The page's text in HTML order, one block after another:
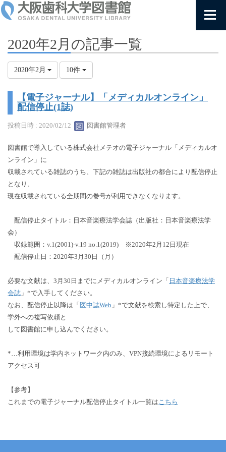
2020年2月の記事一覧
2020年2月 10件
【電子ジャーナル】「メディカルオンライン」
配信停止(1誌)
投稿日時 : 2020/02/12 図書館管理者
図書館で導入している株式会社メテオの電子ジャーナル「メディカルオ
ンライン」に
収載されている雑誌のうち、下記の雑誌は出版社の都合により配信停止
となり、
現在収載されている全期間の巻号が利用できなくなります。
配信停止タイトル：日本音楽療法学会誌（出版社：日本音楽療法学
会）
収録範囲：v.1(2001)-v.19 no.1(2019) ※2020年2月12日現在
配信停止日：2020年3月30日（月）
必要な文献は、3月30日までにメディカルオンライン「 日本音楽療法学
会誌 」*で入手してください。
なお、配信停止以降は「医中誌Web 」*で文献を検索し特定した上で、
学外への複写依頼と
して図書館に申し込んでください。
*…利用環境は学内ネットワーク内のみ、VPN接続環境によるリモート
アクセス可
【参考】
これまでの電子ジャーナル配信停止タイトル一覧は こちら